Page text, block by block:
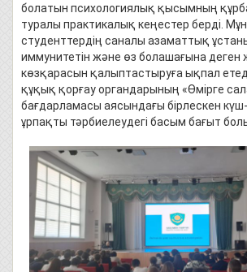
болатын психологиялық қысымның
туралы практикалық кеңестер берді.
студенттердің саналы азаматтық
иммунитетін және өз болашағына деген
көзқарасын қалыптастыруға ықпал
құқық қорғау органдарының «Өмірге
бағдарламасы аясындағы бірлескен күш-
ұрпақты тәрбиелеудегі басым бағыт